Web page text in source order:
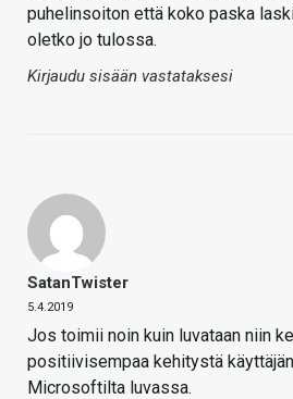
puhelinsoiton että koko paska
oletko jo tulossa.
Kirjaudu sisään vastataksesi
SatanTwister
5.4.2019
Jos toimii noin kuin luvataan niin
positiivisempaa kehitystä
Microsoftilta luvassa.